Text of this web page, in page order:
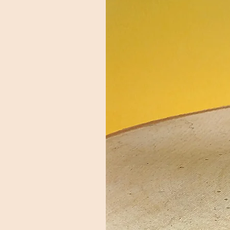
charge du client. Paiement: Les
validée uniquement après